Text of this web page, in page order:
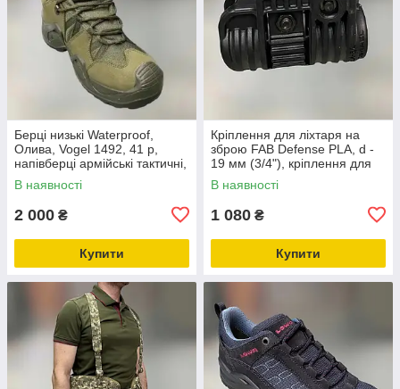
Берці низькі Waterproof,
Олива, Vogel 1492, 41 р,
напівберці армійські тактичні,
легкі військові напівберці (60-
200000022941)
В наявності
2 000 ₴
Купити
Кріплення для ліхтаря на
зброю FAB Defense PLA, d -
19 мм (3/4"), кріплення для
ЛЦВ, швидкознімне на
Picatinny
В наявності
1 080 ₴
Купити